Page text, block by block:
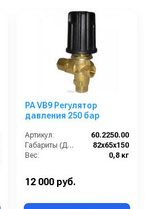
PA VB9 Регулятор
давления 250 бар
Артикул:
60.2250.00
Габариты (ДхШхВ):
82х65х150
Вес:
0,8 кг
12 000 руб.